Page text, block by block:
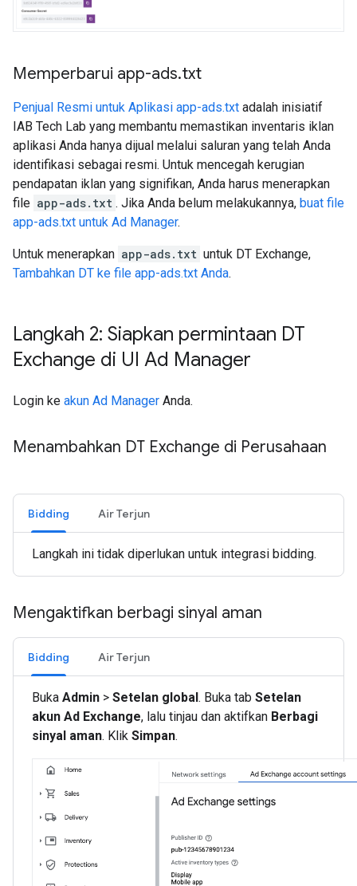
Memperbarui app-ads.txt
Penjual Resmi untuk Aplikasi app-ads.txt adalah inisiatif
IAB Tech Lab yang membantu memastikan inventaris iklan
aplikasi Anda hanya dijual melalui saluran yang telah Anda
identifikasi sebagai resmi. Untuk mencegah kerugian
pendapatan iklan yang signifikan, Anda harus menerapkan
file app-ads.txt . Jika Anda belum melakukannya, buat file
app-ads.txt untuk Ad Manager.
Untuk menerapkan app-ads.txt untuk DT Exchange,
Tambahkan DT ke file app-ads.txt Anda.
Langkah 2: Siapkan permintaan DT
Exchange di UI Ad Manager
Login ke akun Ad Manager Anda.
Menambahkan DT Exchange di Perusahaan
Bidding Air Terjun
Langkah ini tidak diperlukan untuk integrasi bidding.
Mengaktifkan berbagi sinyal aman
Bidding Air Terjun
Buka Admin > Setelan global. Buka tab Setelan
akun Ad Exchange, lalu tinjau dan aktifkan Berbagi
sinyal aman. Klik Simpan.